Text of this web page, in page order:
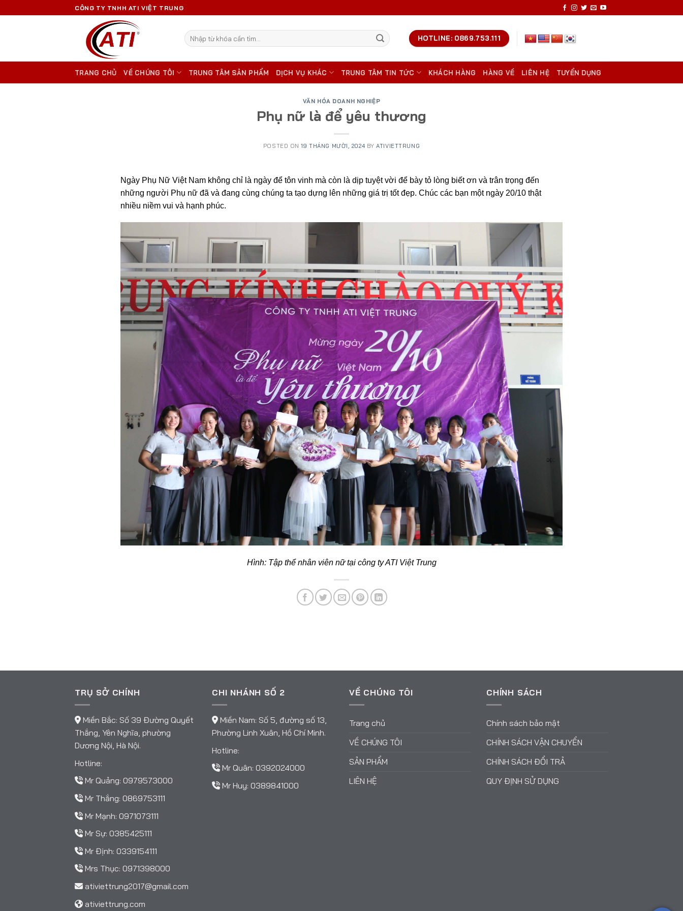
to
CÔNG TY TNHH ATI VIỆT TRUNG
Tìm
kiếm:
HOTLINE: 0869.753.111
TRANG CHỦ VỀ CHÚNG TÔI TRUNG TÂM SẢN PHẨM DỊCH VỤ KHÁC TRUNG TÂM TIN TỨC KHÁCH HÀNG HÀNG VỀ LIÊN HỆ TUYỂN DỤNG
VĂN HÓA DOANH NGHIỆP
Phụ nữ là để yêu thương
POSTED ON19 THÁNG MƯỜI, 2024 BYATIVIETTRUNG
Ngày Phụ Nữ Việt Nam không chỉ là ngày để tôn vinh mà còn là dịp tuyệt vời để bày tỏ lòng biết ơn và trân trọng đến
những người Phụ nữ đã và đang cùng chúng ta tạo dựng lên những giá trị tốt đẹp. Chúc các bạn một ngày 20/10 thật
nhiều niềm vui và hạnh phúc.
Hình: Tập thể nhân viên nữ tại công ty ATI Việt Trung
TRỤ SỞ CHÍNH
Miền Bắc: Số 39 Đường Quyết
Thắng, Yên Nghĩa, phường
Dương Nội, Hà Nội.
Hotline:
Mr Quảng: 0979573000
Mr Thắng: 0869753111
Mr Mạnh: 0971073111
Mr Sự: 0385425111
Mr Định: 0339154111
Mrs Thục: 0971398000
ativiettrung2017@gmail.com
ativiettrung.com
CHI NHÁNH SỐ 2
Miền Nam: Số 5, đường số 13,
Phường Linh Xuân, Hồ Chí Minh.
Hotline:
Mr Quân: 0392024000
Mr Huy: 0389841000
VỀ CHÚNG TÔI
Trang chủ
VỀ CHÚNG TÔI
SẢN PHẨM
LIÊN HỆ
CHÍNH SÁCH
Chính sách bảo mật
CHÍNH SÁCH VẬN CHUYỂN
CHÍNH SÁCH ĐỔI TRẢ
QUY ĐỊNH SỬ DỤNG